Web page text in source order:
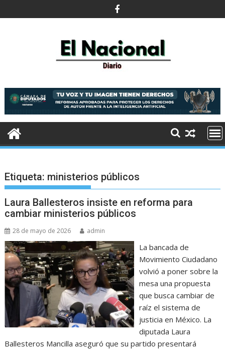
al
Etiqueta: ministerios públicos
Laura Ballesteros insiste en reforma para
cambiar ministerios públicos
28 de mayo de 2026 admin
La bancada de
Movimiento Ciudadano
volvió a poner sobre la
mesa una propuesta
que busca cambiar de
raíz el sistema de
justicia en México. La
diputada Laura
Ballesteros Mancilla aseguró que su partido presentará